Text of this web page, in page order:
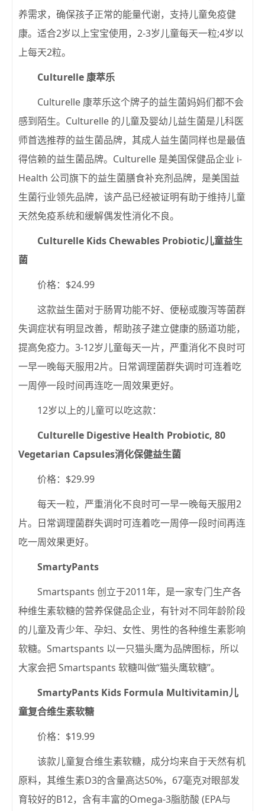
养需求，确保孩子正常的能量代谢，支持儿童免疫健
康。适合2岁以上宝宝使用，2-3岁儿童每天一粒;4岁以
上每天2粒。
Culturelle 康萃乐
Culturelle 康萃乐这个牌子的益生菌妈妈们都不会
感到陌生。Culturelle 的儿童及婴幼儿益生菌是儿科医
师首选推荐的益生菌品牌，其成人益生菌同样也是最值
得信赖的益生菌品牌。Culturelle 是美国保健品企业 i-
Health 公司旗下的益生菌膳食补充剂品牌，是美国益
生菌行业领先品牌，该产品已经被证明有助于维持儿童
天然免疫系统和缓解偶发性消化不良。
Culturelle Kids Chewables Probiotic儿童益生
菌
价格：$24.99
这款益生菌对于肠胃功能不好、便秘或腹泻等菌群
失调症状有明显改善，帮助孩子建立健康的肠道功能，
提高免疫力。3-12岁儿童每天一片，严重消化不良时可
一早一晚每天服用2片。日常调理菌群失调时可连着吃
一周停一段时间再连吃一周效果更好。
12岁以上的儿童可以吃这款：
Culturelle Digestive Health Probiotic, 80
Vegetarian Capsules消化保健益生菌
价格：$29.99
每天一粒，严重消化不良时可一早一晚每天服用2
片。日常调理菌群失调时可连着吃一周停一段时间再连
吃一周效果更好。
SmartyPants
Smartspants 创立于2011年，是一家专门生产各
种维生素软糖的营养保健品企业，有针对不同年龄阶段
的儿童及青少年、孕妇、女性、男性的各种维生素影响
软糖。Smartspants 以一只猫头鹰为品牌图标，所以
大家会把 Smartspants 软糖叫做“猫头鹰软糖”。
SmartyPants Kids Formula Multivitamin儿
童复合维生素软糖
价格：$19.99
该款儿童复合维生素软糖，成分均来自于天然有机
原料，其维生素D3的含量高达50%，67毫克对眼部发
育较好的B12，含有丰富的Omega-3脂肪酸 (EPA与